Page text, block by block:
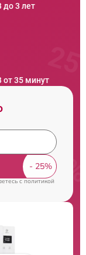
до 3 лет
от 35 минут
cполитикой